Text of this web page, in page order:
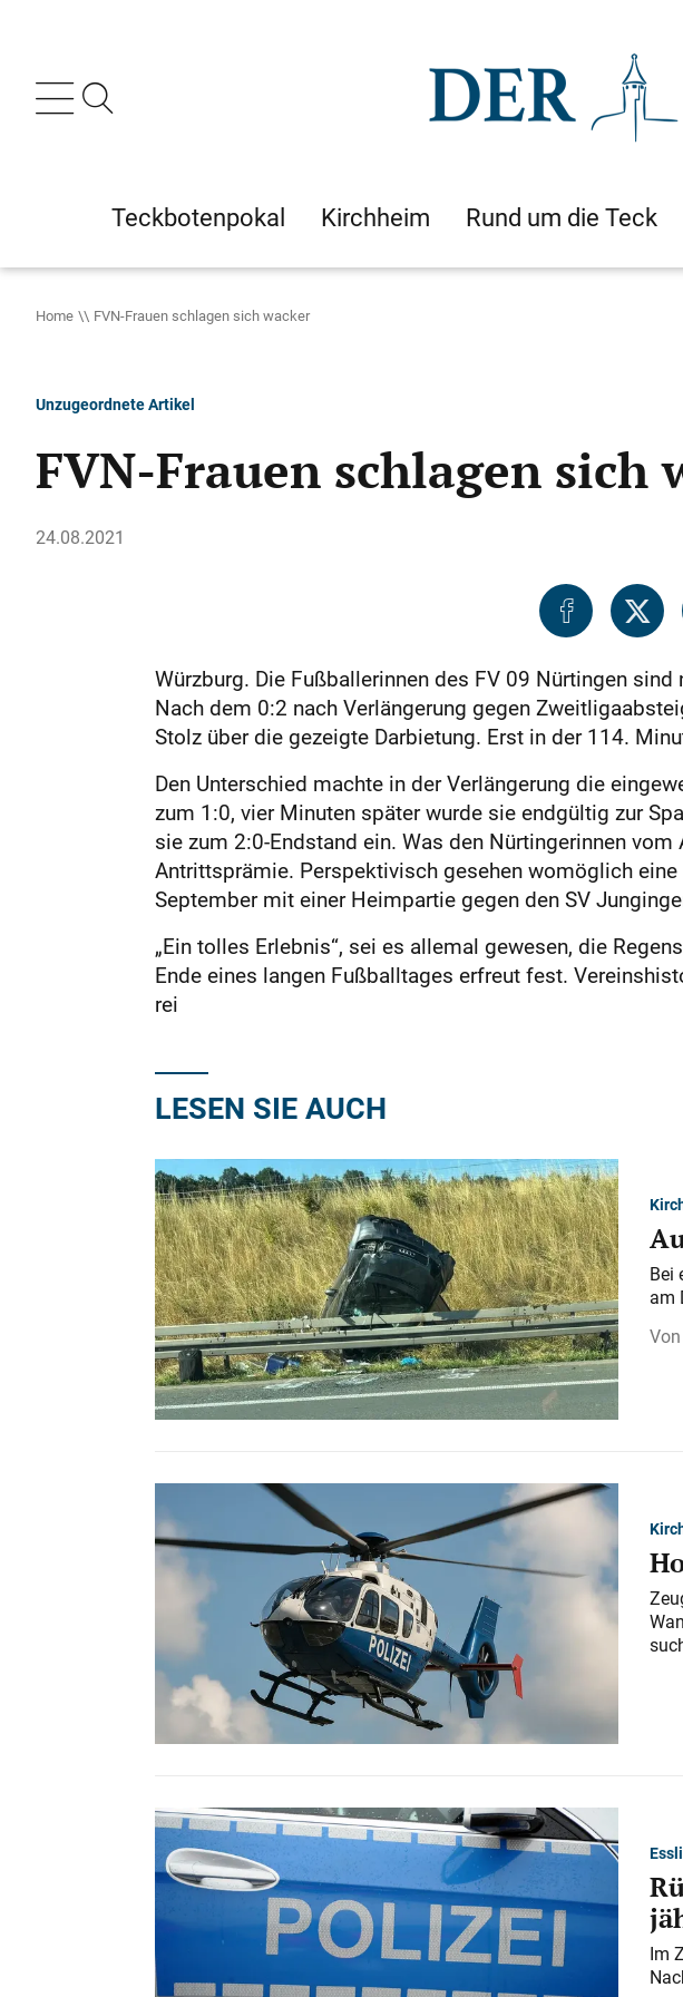
Teckbotenpokal Kirchheim Rund um die Teck
Home FVN-Frauen schlagen sich wacker
Unzugeordnete Artikel
FVN-Frauen schlagen sich
24.08.2021
Würzburg. Die Fußballerinnen des FV 09 Nürtingen
Nach dem 0:2 nach Verlängerung gegen
Stolz über die gezeigte Darbietung. Erst in der 114.
Den Unterschied machte in der Verlängerung die
zum 1:0, vier Minuten später wurde sie endgültig zur
sie zum 2:0-Endstand ein. Was den Nürtingerinnen
Antrittsprämie. Perspektivisch gesehen womöglich
September mit einer Heimpartie gegen den SV
„Ein tolles Erlebnis“, sei es allemal gewesen, die
Ende eines langen Fußballtages erfreut fest.
rei
LESEN SIE AUCH
Bei
am
Im